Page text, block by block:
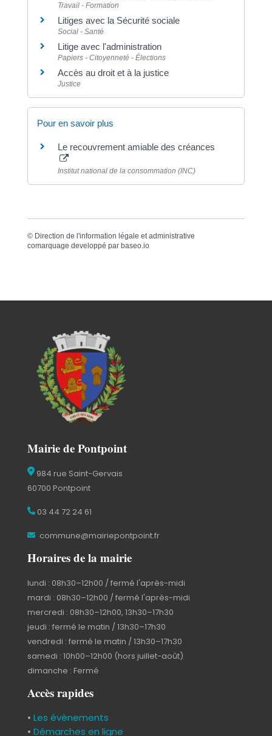
Travail - Formation
Litiges avec la Sécurité sociale
Social - Santé
Litige avec l'administration
Papiers - Citoyenneté - Élections
Accès au droit et à la justice
Justice
Pour en savoir plus
Le recouvrement amiable des créances
Institut national de la consommation (INC)
© Direction de l'information légale et administrative
comarquage developpé par baseo.io
Mairie de Pontpoint
984 rue Saint-Gervais
60700 Pontpoint
03 44 72 24 61
commune@mairiepontpoint.fr
Horaires de la mairie
lundi : 08h30–12h00 / fermé l'après-midi
mardi : 08h30–12h00 / fermé l'après-midi
mercredi : 08h30–12h00, 13h30–17h30
jeudi : fermé le matin / 13h30–17h30
vendredi : fermé le matin / 13h30–17h30
samedi : 10h00–12h00 (hors juillet-août)
dimanche : Fermé
Accès rapides
• Les évènements
• Démarches en ligne